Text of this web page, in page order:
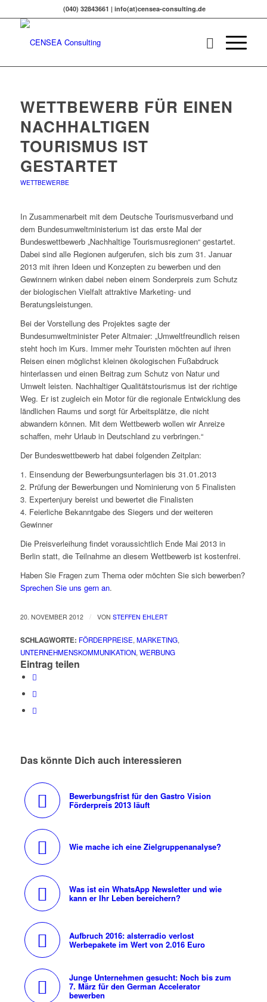
(040) 32843661 | info(at)censea-consulting.de
WETTBEWERB FÜR EINEN
NACHHALTIGEN
TOURISMUS IST
GESTARTET
WETTBEWERBE
In Zusammenarbeit mit dem Deutsche Tourismusverband und
dem Bundesumweltministerium ist das erste Mal der
Bundeswettbewerb „Nachhaltige Tourismusregionen“ gestartet.
Dabei sind alle Regionen aufgerufen, sich bis zum 31. Januar
2013 mit ihren Ideen und Konzepten zu bewerben und den
Gewinnern winken dabei neben einem Sonderpreis zum Schutz
der biologischen Vielfalt attraktive Marketing- und
Beratungsleistungen.
Bei der Vorstellung des Projektes sagte der
Bundesumweltminister Peter Altmaier: „Umweltfreundlich reisen
steht hoch im Kurs. Immer mehr Touristen möchten auf ihren
Reisen einen möglichst kleinen ökologischen Fußabdruck
hinterlassen und einen Beitrag zum Schutz von Natur und
Umwelt leisten. Nachhaltiger Qualitätstourismus ist der richtige
Weg. Er ist zugleich ein Motor für die regionale Entwicklung des
ländlichen Raums und sorgt für Arbeitsplätze, die nicht
abwandern können. Mit dem Wettbewerb wollen wir Anreize
schaffen, mehr Urlaub in Deutschland zu verbringen.“
Der Bundeswettbewerb hat dabei folgenden Zeitplan:
1. Einsendung der Bewerbungsunterlagen bis 31.01.2013
2. Prüfung der Bewerbungen und Nominierung von 5 Finalisten
3. Expertenjury bereist und bewertet die Finalisten
4. Feierliche Bekanntgabe des Siegers und der weiteren
Gewinner
Die Preisverleihung findet voraussichtlich Ende Mai 2013 in
Berlin statt, die Teilnahme an diesem Wettbewerb ist kostenfrei.
Haben Sie Fragen zum Thema oder möchten Sie sich bewerben?
Sprechen Sie uns gern an.
20. NOVEMBER 2012 / VON STEFFEN EHLERT
SCHLAGWORTE: FÖRDERPREISE,MARKETING,
UNTERNEHMENSKOMMUNIKATION,WERBUNG
Eintrag teilen
Das könnte Dich auch interessieren
Bewerbungsfrist für den Gastro Vision
Förderpreis 2013 läuft
Wie mache ich eine Zielgruppenanalyse?
Was ist ein WhatsApp Newsletter und wie
kann er Ihr Leben bereichern?
Aufbruch 2016: alsterradio verlost
Werbepakete im Wert von 2.016 Euro
Junge Unternehmen gesucht: Noch bis zum
7. März für den German Accelerator
bewerben